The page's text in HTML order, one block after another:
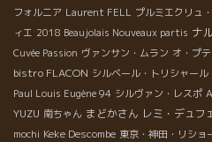
フォルニア Laurent FELL プルミエクリュ
ィエ 2018 Beaujolais Nouveaux partis ナ
Cuvée Passion ヴァンサン・ムラン オ・プ
bistro FLACON シルベール・トリシャール
Paul Louis Eugène 94 シルヴァン・レスポ
YUZU 南ちゃん まどかさん レミ・デュフ
mochi Keke Descombe 東京・神田・リショ